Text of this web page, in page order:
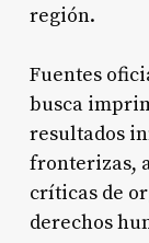
región.
Fuentes
busca
resultados
fronterizas,
críticas de
derechos